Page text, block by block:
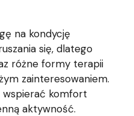
na kondycję
się, dlatego
różne formy terapii
zainteresowaniem.
wspierać komfort
aktywność.